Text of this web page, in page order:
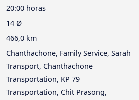
20:00 horas
14 Ø
466,0 km
Chanthachone, Family Service, Sarah
Transport, Chanthachone
Transportation, KP 79
Transportation, Chit Prasong,